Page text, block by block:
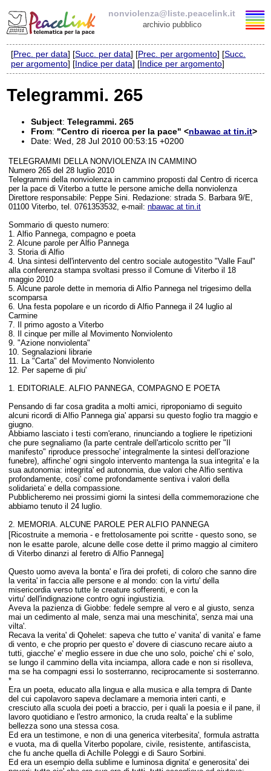
nonviolenza@liste.peacelink.it
archivio pubblico
Elenco delle liste
Informativa sulla privacy
Richieste di rimozione
[Prec. per data] [Succ. per data] [Prec. per argomento] [Succ.
per argomento] [Indice per data] [Indice per argomento]
Telegrammi. 265
Subject: Telegrammi. 265
From: "Centro di ricerca per la pace" <nbawac at tin.it>
Date: Wed, 28 Jul 2010 00:53:15 +0200
TELEGRAMMI DELLA NONVIOLENZA IN CAMMINO
Numero 265 del 28 luglio 2010
Telegrammi della nonviolenza in cammino proposti dal Centro di ricerca
per la pace di Viterbo a tutte le persone amiche della nonviolenza
Direttore responsabile: Peppe Sini. Redazione: strada S. Barbara 9/E,
01100 Viterbo, tel. 0761353532, e-mail: nbawac at tin.it
Sommario di questo numero:
1. Alfio Pannega, compagno e poeta
2. Alcune parole per Alfio Pannega
3. Storia di Alfio
4. Una sintesi dell'intervento del centro sociale autogestito "Valle Faul"
alla conferenza stampa svoltasi presso il Comune di Viterbo il 18
maggio 2010
5. Alcune parole dette in memoria di Alfio Pannega nel trigesimo della
scomparsa
6. Una festa popolare e un ricordo di Alfio Pannega il 24 luglio al
Carmine
7. Il primo agosto a Viterbo
8. Il cinque per mille al Movimento Nonviolento
9. "Azione nonviolenta"
10. Segnalazioni librarie
11. La "Carta" del Movimento Nonviolento
12. Per saperne di piu'
1. EDITORIALE. ALFIO PANNEGA, COMPAGNO E POETA
Pensando di far cosa gradita a molti amici, riproponiamo di seguito
alcuni ricordi di Alfio Pannega gia' apparsi su questo foglio tra maggio e
giugno.
Abbiamo lasciato i testi com'erano, rinunciando a togliere le ripetizioni
che pure segnaliamo (la parte centrale dell'articolo scritto per "Il
manifesto" riproduce pressoche' integralmente la sintesi dell'orazione
funebre), affinche' ogni singolo intervento mantenga la sua integrita' e la
sua autonomia: integrita' ed autonomia, due valori che Alfio sentiva
profondamente, cosi' come profondamente sentiva i valori della
solidarieta' e della compassione.
Pubblicheremo nei prossimi giorni la sintesi della commemorazione che
abbiamo tenuto il 24 luglio.
2. MEMORIA. ALCUNE PAROLE PER ALFIO PANNEGA
[Ricostruite a memoria - e frettolosamente poi scritte - questo sono, se
non le esatte parole, alcune delle cose dette il primo maggio al cimitero
di Viterbo dinanzi al feretro di Alfio Pannega]
Questo uomo aveva la bonta' e l'ira dei profeti, di coloro che sanno dire
la verita' in faccia alle persone e al mondo: con la virtu' della
misericordia verso tutte le creature sofferenti, e con la
virtu' dell'indignazione contro ogni ingiustizia.
Aveva la pazienza di Giobbe: fedele sempre al vero e al giusto, senza
mai un cedimento al male, senza mai una meschinita', senza mai una
vilta'.
Recava la verita' di Qohelet: sapeva che tutto e' vanita' di vanita' e fame
di vento, e che proprio per questo e' dovere di ciascuno recare aiuto a
tutti, giacche' e' meglio essere in due che uno solo, poiche' chi e' solo,
se lungo il cammino della vita inciampa, allora cade e non si risolleva,
ma se ha compagni essi lo sosterranno, reciprocamente si sosterranno.
*
Era un poeta, educato alla lingua e alla musica e alla tempra di Dante
del cui capolavoro sapeva declamare a memoria interi canti, e
cresciuto alla scuola dei poeti a braccio, per i quali la poesia e il pane, il
lavoro quotidiano e l'estro armonico, la cruda realta' e la sublime
bellezza sono una stessa cosa.
Ed era un testimone, e non di una generica viterbesita', formula astratta
e vuota, ma di quella Viterbo popolare, civile, resistente, antifascista,
che fu anche quella di Achille Poleggi e di Sauro Sorbini.
Ed era un esempio della sublime e luminosa dignita' e generosita' dei